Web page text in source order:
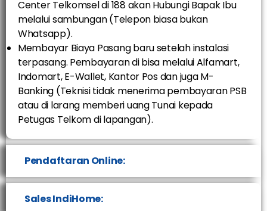
Center Telkomsel di 188 akan Hubungi Bapak Ibu
melalui sambungan (Telepon biasa bukan
Whatsapp).
Membayar Biaya Pasang baru setelah instalasi
terpasang. Pembayaran di bisa melalui Alfamart,
Indomart, E-Wallet, Kantor Pos dan juga M-
Banking (Teknisi tidak menerima pembayaran PSB
atau di larang memberi uang Tunai kepada
Petugas Telkom di lapangan).
Pendaftaran Online:
Sales IndiHome: